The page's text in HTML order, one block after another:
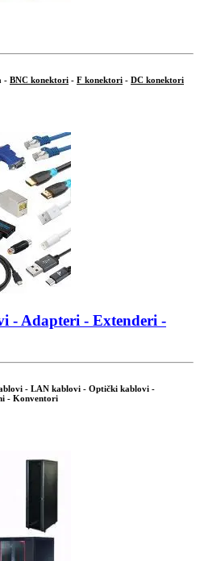
- BNC konektori - F konektori - DC konektori
- Adapteri - Extenderi -
- LAN kablovi - Optički kablovi -
- Konventori